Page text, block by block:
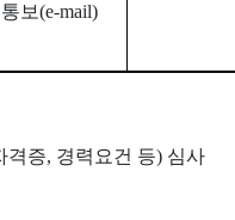
보(e-mail)
격증, 경력요건 등) 심사